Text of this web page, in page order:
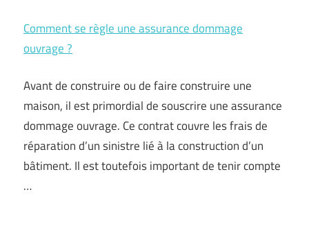
Comment se règle une assurance dommage
ouvrage ?
Avant de construire ou de faire construire une
maison, il est primordial de souscrire une assurance
dommage ouvrage. Ce contrat couvre les frais de
réparation d’un sinistre lié à la construction d’un
bâtiment. Il est toutefois important de tenir compte
…